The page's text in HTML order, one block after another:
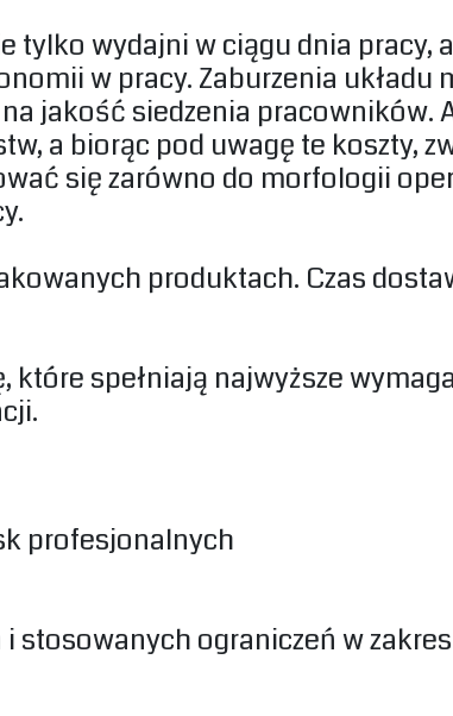
wydajni w ciągu dnia pracy,
w pracy. Zaburzenia
jakość siedzenia pracowników.
a biorąc pod uwagę te koszty,
się zarówno do morfologii
produktach. Czas
spełniają najwyższe
profesjonalnych‎
stosowanych ograniczeń w